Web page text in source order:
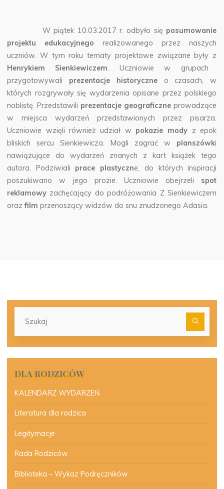
W piątek 10.03.2017 r. odbyło się posumowanie
projektu edukacyjnego realizowanego przez naszych
uczniów.W tym roku tematy projektowe związane były z
Henrykiem Sienkiewiczem. Uczniowie w grupach
przygotowywali prezentacje historyczne o czasach, w
których rozgrywały się wydarzenia opisane przez polskiego
noblistę. Przedstawili prezentacje geograficzne prowadzące
w miejsca wydarzeń przedstawionych przez pisarza.
Uczniowie wzięli również udział w pokazie mody z epok
bliskich sercu Sienkiewicza. Mogli zagrać w planszówki
nawiązujące do wydarzeń znanych z kart książek tego
autora. Podziwiali prace plastyczne, do których inspiracji
poszukiwano w jego prozie. Uczniowie obejrzeli spot
reklamowy zachęcający do podróżowania Z Sienkiewiczem
orazfilmprzenoszący widzów do snu znudzonego Adasia.
DLA RODZICÓW
KALENDARZ WYDARZEŃ
Literatura dla rodzica
Legitymacje
Rada Rodziców
Biblioteka – Wykaz Podręczników